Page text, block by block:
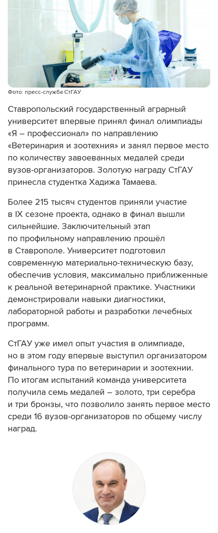
Фото: пресс-служба СтГАУ
Ставропольский государственный аграрный
университет впервые принял финал олимпиады
«Я – профессионал» по направлению
«Ветеринария и зоотехния» и занял первое место
по количеству завоеванных медалей среди
вузов-организаторов. Золотую награду СтГАУ
принесла студентка Хадижа Тамаева.
Более 215 тысяч студентов приняли участие
в IX сезоне проекта, однако в финал вышли
сильнейшие. Заключительный этап
по профильному направлению прошёл
в Ставрополе. Университет подготовил
современную материально-техническую базу,
обеспечив условия, максимально приближенные
к реальной ветеринарной практике. Участники
демонстрировали навыки диагностики,
лабораторной работы и разработки лечебных
программ.
СтГАУ уже имел опыт участия в олимпиаде,
но в этом году впервые выступил организатором
финального тура по ветеринарии и зоотехнии.
По итогам испытаний команда университета
получила семь медалей – золото, три серебра
и три бронзы, что позволило занять первое место
среди 16 вузов-организаторов по общему числу
наград.